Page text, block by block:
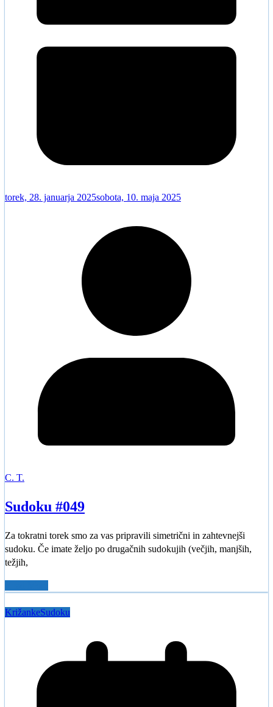
torek, 28. januarja 2025sobota, 10. maja 2025
C. T.
Sudoku #049
Za tokratni torek smo za vas pripravili simetrični in zahtevnejši
sudoku. Če imate željo po drugačnih sudokujih (večjih, manjših,
težjih,
KrižankeSudoku